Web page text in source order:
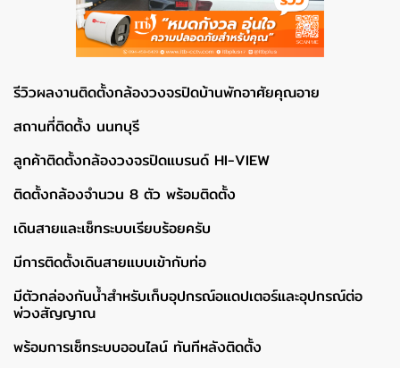
รีวิวผลงานติดตั้งกล้องวงจรปิดบ้านพักอาศัยคุณอาย
สถานที่ติดตั้ง นนทบุรี
ลูกค้าติดตั้งกล้องวงจรปิดแบรนด์ HI-VIEW
ติดตั้งกล้องจำนวน 8 ตัว พร้อมติดตั้ง
เดินสายและเซ็ทระบบเรียบร้อยครับ
มีการติดตั้งเดินสายแบบเข้ากับท่อ
มีตัวกล่องกันน้ำสำหรับเก็บอุปกรณ์อแดปเตอร์และอุปกรณ์ต่อ
พ่วงสัญญาณ
พร้อมการเซ็ทระบบออนไลน์ ทันทีหลังติดตั้ง